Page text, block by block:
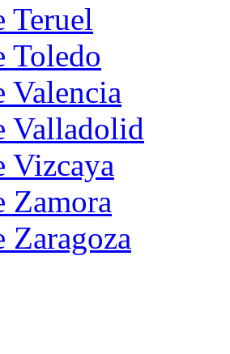
Teruel
Toledo
Valencia
Valladolid
Vizcaya
Zamora
Zaragoza